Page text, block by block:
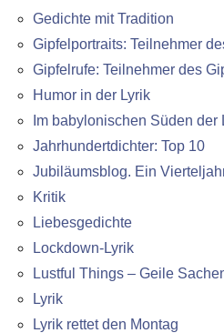
Gedichte mit Tradition
Gipfelportraits: Teilnehmer
Gipfelrufe: Teilnehmer des
Humor in der Lyrik
Im babylonischen Süden der
Jahrhundertdichter: Top 10
Jubiläumsblog. Ein
Kritik
Liebesgedichte
Lockdown-Lyrik
Lustful Things – Geile
Lyrik
Lyrik rettet den Montag